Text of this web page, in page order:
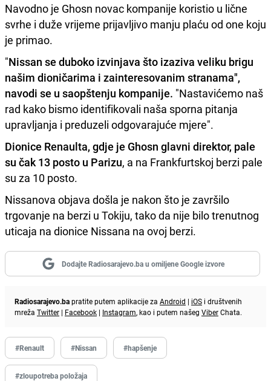
Navodno je Ghosn novac kompanije koristio u lične
svrhe i duže vrijeme prijavljivo manju plaću od one koju
je primao.
"Nissan se duboko izvinjava što izaziva veliku brigu
našim dioničarima i zainteresovanim stranama",
navodi se u saopštenju kompanije. "Nastavićemo naš
rad kako bismo identifikovali naša sporna pitanja
upravljanja i preduzeli odgovarajuće mjere".
Dionice Renaulta, gdje je Ghosn glavni direktor, pale
su čak 13 posto u Parizu, a na Frankfurtskoj berzi pale
su za 10 posto.
Nissanova objava došla je nakon što je završilo
trgovanje na berzi u Tokiju, tako da nije bilo trenutnog
uticaja na dionice Nissana na ovoj berzi.
Dodajte Radiosarajevo.ba u omiljene Google izvore
Radiosarajevo.bapratite putem aplikacije za Android | iOS i društvenih
mreža Twitter | Facebook | Instagram, kao i putem našeg ViberChata.
#Renault #Nissan #hapšenje
#zloupotreba položaja